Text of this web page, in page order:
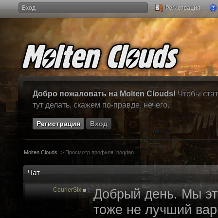
Вход Регистрация
Добро пожаловать на Molten Clouds! Чтобы
тут делать, скажем по-правде, нечего.
Регистрация Вход
Molten Clouds > Просмотр профиля: bogdan
Чат
CourierSix : Добрый день. Мы
тоже не лучший